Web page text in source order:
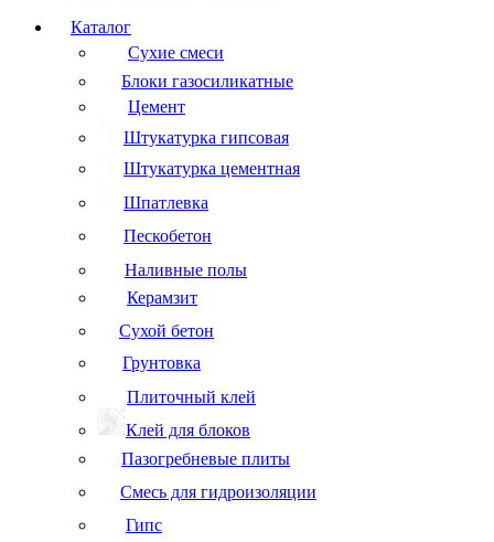
Каталог
Сухие смеси
Блоки газосиликатные
Цемент
Штукатурка гипсовая
Штукатурка цементная
Шпатлевка
Пескобетон
Наливные полы
Керамзит
Сухой бетон
Грунтовка
Плиточный клей
Клей для блоков
Пазогребневые плиты
Смесь для гидроизоляции
Гипс